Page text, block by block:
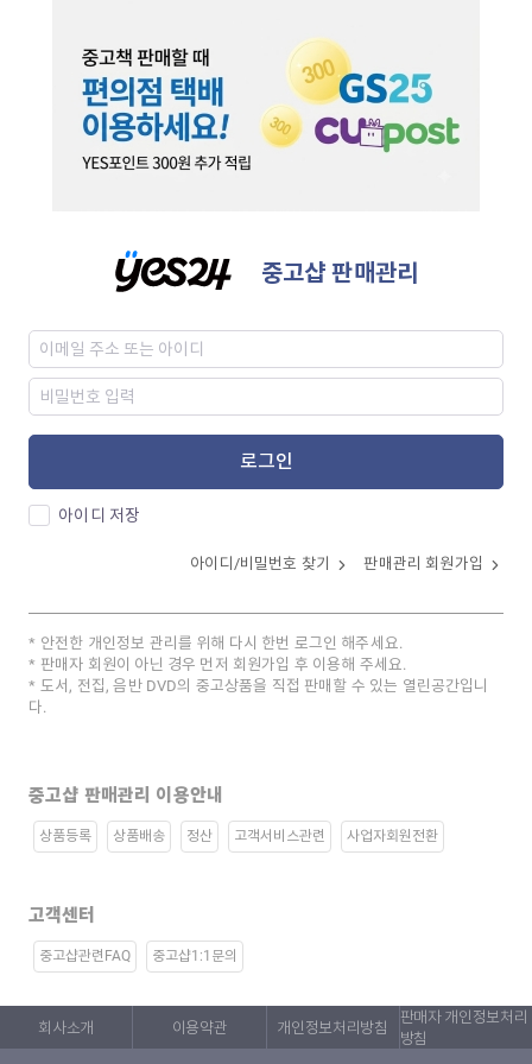
중고샵 판매관리
로그인
아이디 저장
아이디/비밀번호 찾기 판매관리 회원가입
안전한 개인정보 관리를 위해 다시 한번 로그인 해주세요.
판매자 회원이 아닌 경우 먼저 회원가입 후 이용해 주세요.
도서, 전집, 음반 DVD의 중고상품을 직접 판매할 수 있는 열린공간입니
다.
중고샵 판매관리 이용안내
상품등록 상품배송 정산 고객서비스관련 사업자회원전환
고객센터
중고샵관련FAQ 중고샵1:1문의
회사소개 이용약관 개인정보처리방침
판매자 개인정보처리
방침